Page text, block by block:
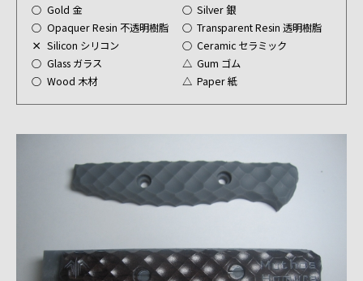
○ Gold 金 ○ Silver 銀
○ Opaquer Resin 不透明樹脂 ○ Transparent Resin 透明樹脂
× Silicon シリコン ○ Ceramic セラミック
○ Glass ガラス △ Gum ゴム
○ Wood 木材 △ Paper 紙